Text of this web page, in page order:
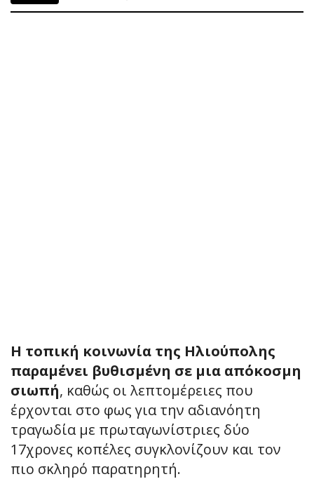
Η τοπική κοινωνία της Ηλιούπολης
παραμένει βυθισμένη σε μια απόκοσμη
σιωπή, καθώς οι λεπτομέρειες που
έρχονται στο φως για την αδιανόητη
τραγωδία με πρωταγωνίστριες δύο
17χρονες κοπέλες συγκλονίζουν και τον
πιο σκληρό παρατηρητή.